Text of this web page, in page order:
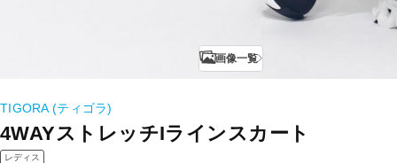
画像一覧
TIGORA (ティゴラ)
4WAYストレッチIラインスカート
レディス